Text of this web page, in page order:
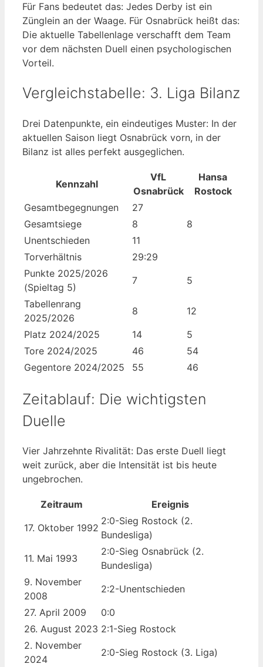
Für Fans bedeutet das: Jedes Derby ist ein
Zünglein an der Waage. Für Osnabrück heißt das:
Die aktuelle Tabellenlage verschafft dem Team
vor dem nächsten Duell einen psychologischen
Vorteil.
Vergleichstabelle: 3. Liga Bilanz
Drei Datenpunkte, ein eindeutiges Muster: In der
aktuellen Saison liegt Osnabrück vorn, in der
Bilanz ist alles perfekt ausgeglichen.
Kennzahl
VfL
Osnabrück
Hansa
Rostock
Gesamtbegegnungen
27
Gesamtsiege
8
8
Unentschieden
11
Torverhältnis
29:29
Punkte 2025/2026
(Spieltag 5)
7
5
Tabellenrang
2025/2026
8
12
Platz 2024/2025
14
5
Tore 2024/2025
46
54
Gegentore 2024/2025
55 46
Zeitablauf: Die wichtigsten
Duelle
Vier Jahrzehnte Rivalität: Das erste Duell liegt
weit zurück, aber die Intensität ist bis heute
ungebrochen.
Zeitraum
Ereignis
17. Oktober 1992
2:0-Sieg Rostock (2.
Bundesliga)
11. Mai 1993
2:0-Sieg Osnabrück (2.
Bundesliga)
9. November
2008
2:2-Unentschieden
27. April 2009
0:0
26. August 2023 2:1-Sieg Rostock
2. November
2024
2:0-Sieg Rostock (3. Liga)